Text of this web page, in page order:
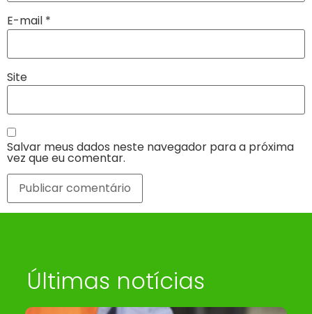
E-mail *
Site
Salvar meus dados neste navegador para a próxima
vez que eu comentar.
Últimas notícias